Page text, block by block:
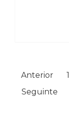
Anterior 1
Seguinte